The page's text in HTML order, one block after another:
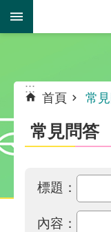
跳到主要內容區塊
:::
首頁 常
常見問答
標題：
內容：